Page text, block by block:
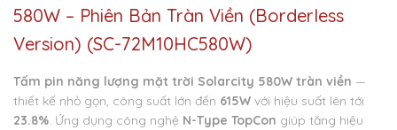
580W – Phiên Bản Tràn Viền (Borderless
Version) (SC-72M10HC580W)
Tấm pin năng lượng mặt trời Solarcity 580W tràn viền —
thiết kế nhỏ gọn, công suất lớn đến 615W với hiệu suất lên tới
23.8%. Ứng dụng công nghệ N-Type TopCon giúp tăng hiệu